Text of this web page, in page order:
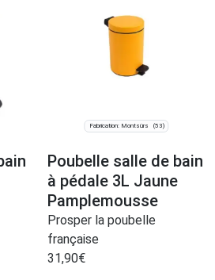
Fabrication: Montsûrs (53)
Poubelle salle de bain
à pédale 3L Jaune
Pamplemousse
Prosper la poubelle
française
31,90€